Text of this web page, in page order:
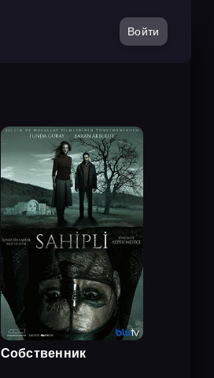
Войти
Собственник